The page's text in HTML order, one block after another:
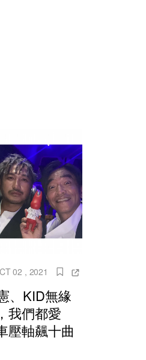
02 , 2021
、KID無緣
我們都愛
壓軸飆十曲